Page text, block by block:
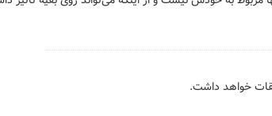
خواهد داشت.